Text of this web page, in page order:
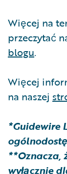
Więcej na
przeczytać
blogu.
Więcej
na naszej
*Guidewire
**Oznacza,
wyłącznie